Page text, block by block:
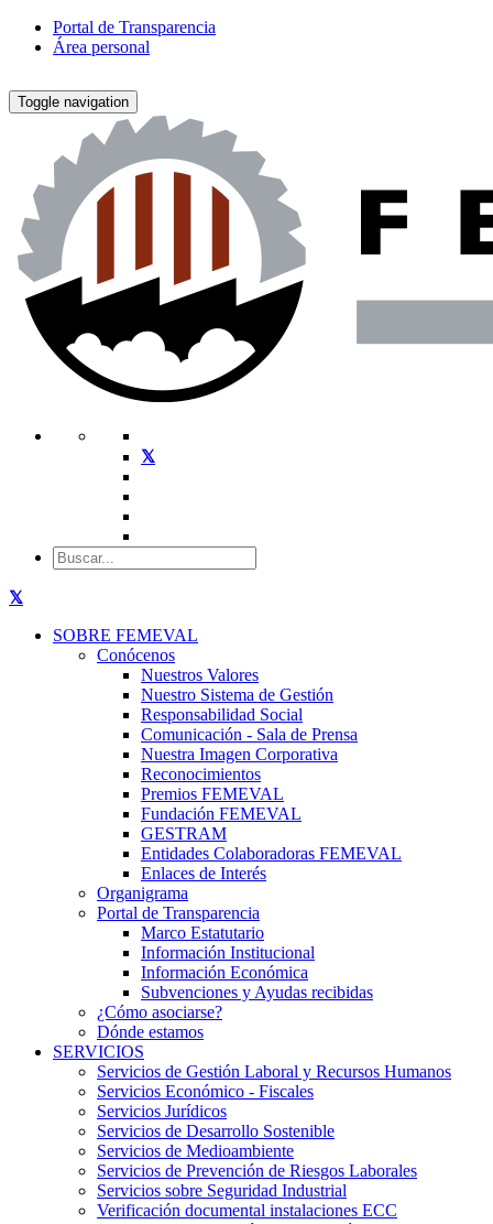
Portal de Transparencia
Área personal
Toggle navigation
SOBRE FEMEVAL
Conócenos
Nuestros Valores
Nuestro Sistema de Gestión
Responsabilidad Social
Comunicación - Sala de Prensa
Nuestra Imagen Corporativa
Reconocimientos
Premios FEMEVAL
Fundación FEMEVAL
GESTRAM
Entidades Colaboradoras FEMEVAL
Enlaces de Interés
Organigrama
Portal de Transparencia
Marco Estatutario
Información Institucional
Información Económica
Subvenciones y Ayudas recibidas
¿Cómo asociarse?
Dónde estamos
SERVICIOS
Servicios de Gestión Laboral y Recursos Humanos
Servicios Económico - Fiscales
Servicios Jurídicos
Servicios de Desarrollo Sostenible
Servicios de Medioambiente
Servicios de Prevención de Riesgos Laborales
Servicios sobre Seguridad Industrial
Verificación documental instalaciones ECC